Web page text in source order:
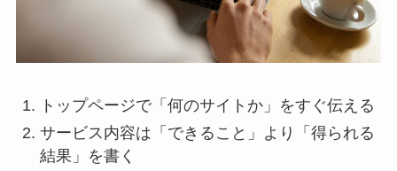
トップページで「何のサイトか」をすぐ伝える
サービス内容は「できること」より「得られる
結果」を書く